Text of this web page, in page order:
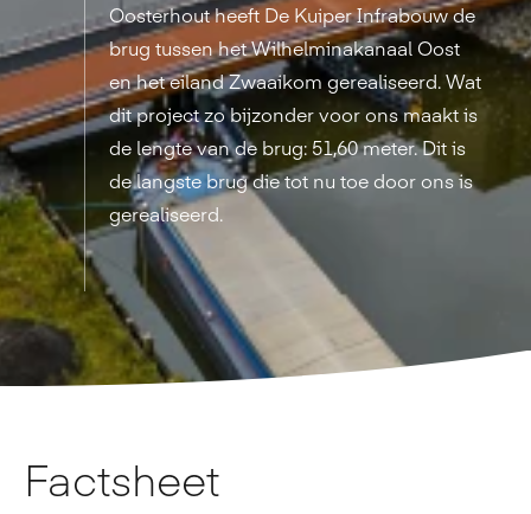
Oosterhout heeft De Kuiper Infrabouw de
brug tussen het Wilhelminakanaal Oost
en het eiland Zwaaikom gerealiseerd. Wat
dit project zo bijzonder voor ons maakt is
de lengte van de brug: 51,60 meter. Dit is
de langste brug die tot nu toe door ons is
gerealiseerd.
Factsheet